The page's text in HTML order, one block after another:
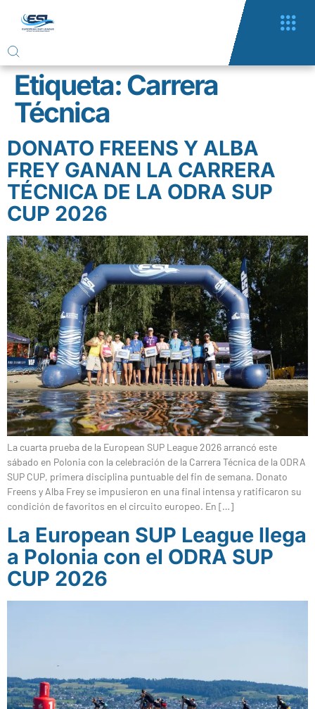
Etiqueta:Carrera
Técnica
DONATO FREENS Y ALBA
FREY GANAN LA CARRERA
TÉCNICA DE LA ODRA SUP
CUP 2026
La cuarta prueba de la European SUP League 2026 arrancó este
sábado en Polonia con la celebración de la Carrera Técnica de la ODRA
SUP CUP, primera disciplina puntuable del fin de semana. Donato
Freens y Alba Frey se impusieron en una final intensa y ratificaron su
condición de favoritos en el circuito europeo. En […]
La European SUP League llega
a Polonia con el ODRA SUP
CUP 2026